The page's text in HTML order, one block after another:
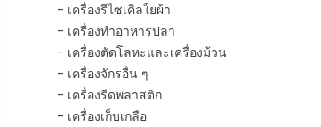
เครื่องรีไซเคิลใยผ้า
เครื่องทำอาหารปลา
เครื่องตัดโลหะและเครื่องม้วน
เครื่องจักรอื่น ๆ
เครื่องรีดพลาสติก
เครื่องเก็บเกลือ